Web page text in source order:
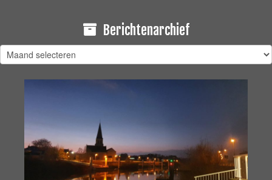
Berichtenarchief
Berichtenarchief